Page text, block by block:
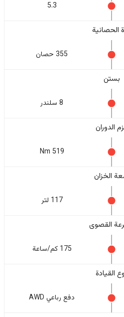
5.3
الحصانية
355 حصان
بستن
8 سلندر
الدوران
519 Nm
الخزان
117 لتر
القصوى
175 كم/ساعة
القيادة
دفع رباعي AWD